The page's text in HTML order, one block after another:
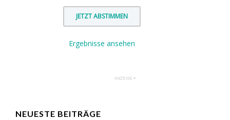
Ergebnisse ansehen
NEUESTE BEITRÄGE